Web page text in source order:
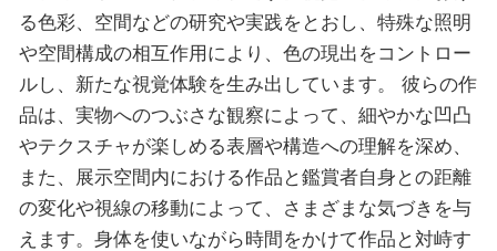
る色彩、空間などの研究や実践をとおし、特殊な照明
や空間構成の相互作用により、色の現出をコントロー
ルし、新たな視覚体験を生み出しています。 彼らの作
品は、実物へのつぶさな観察によって、細やかな凹凸
やテクスチャが楽しめる表層や構造への理解を深め、
また、展示空間内における作品と鑑賞者自身との距離
の変化や視線の移動によって、さまざまな気づきを与
えます。身体を使いながら時間をかけて作品と対峙す